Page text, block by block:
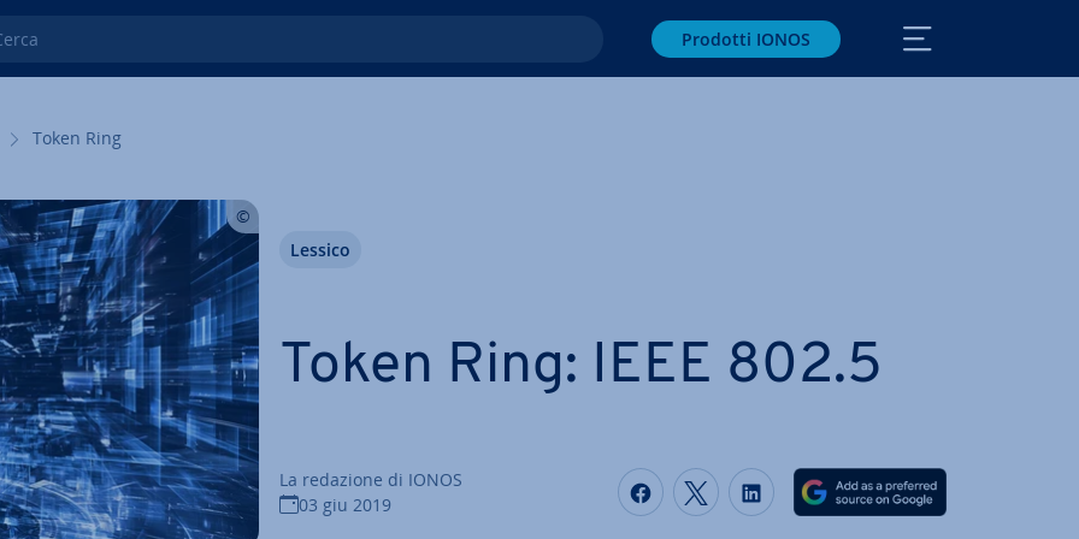
Prodotti IONOS
Token Ring
Token Ring: IEEE 802.5
La redazione di IONOS
03 giu 2019
Condividi via Facebook
Condividi via Twitter
Condividi via LinkedIN
Lessico